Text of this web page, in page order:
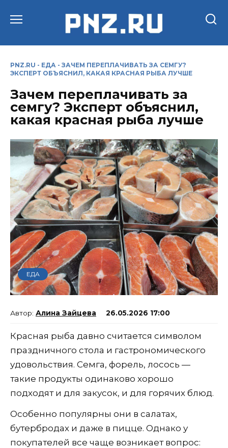
PNZ.RU - ЕДА - ЗАЧЕМ ПЕРЕПЛАЧИВАТЬ ЗА СЕМГУ?
ЭКСПЕРТ ОБЪЯСНИЛ, КАКАЯ КРАСНАЯ РЫБА ЛУЧШЕ
Зачем переплачивать за
семгу? Эксперт объяснил,
какая красная рыба лучше
ЕДА
Алина Зайцева 26.05.2026 17:00
Красная рыба давно считается символом
праздничного стола и гастрономического
удовольствия. Семга, форель, лосось —
такие продукты одинаково хорошо
подходят и для закусок, и для горячих блюд.
Особенно популярны они в салатах,
бутербродах и даже в пицце. Однако у
покупателей все чаще возникает вопрос: